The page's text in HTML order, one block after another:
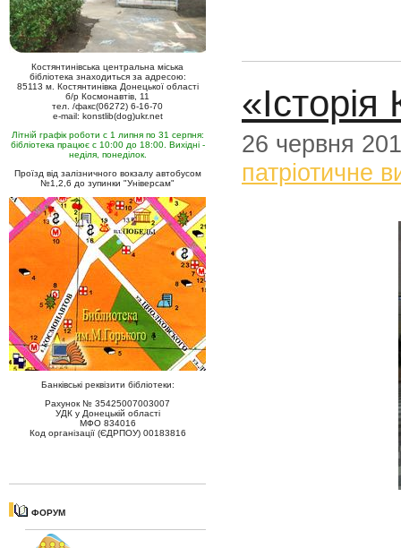
Костянтинівська центральна міська
бібліотека знаходиться за адресою:
85113 м. Костянтинівка Донецької області
б/р Космонавтів, 11
тел. /факс(06272) 6-16-70
e-mail: konstlib(dog)ukr.net
Літній графік роботи с 1 липня по 31 серпня:
бібліотека працює с 10:00 до 18:00. Вихідні -
неділя, понеділок.
Проїзд від залізничного вокзалу автобусом
№1,2,6 до зупинки "Універсам"
Банківські реквізити бібліотеки:
Рахунок № 35425007003007
УДК у Донецькій області
МФО 834016
Код організації (ЄДРПОУ) 00183816
ФОРУМ
«Історія
26 червня
патріотичне